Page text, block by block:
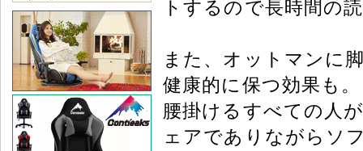
トするので長時間の
また、オットマンに
健康的に保つ効果も
腰掛けるすべての人
ェアでありながらソ